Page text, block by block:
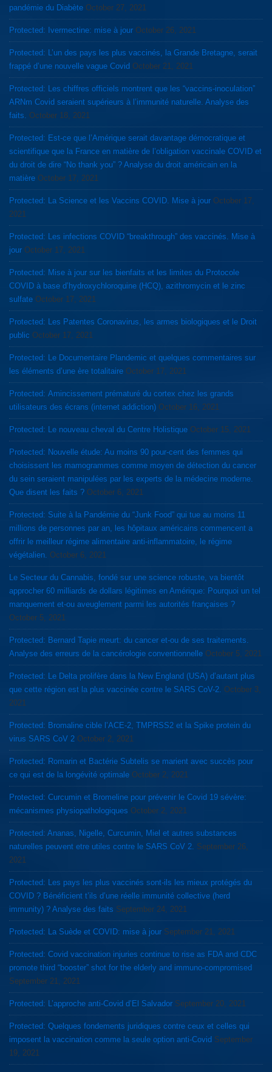
pandémie du Diabète October 27, 2021
Protected: Ivermectine: mise à jour October 26, 2021
Protected: L’un des pays les plus vaccinés, la Grande Bretagne, serait
frappé d’une nouvelle vague Covid October 21, 2021
Protected: Les chiffres officiels montrent que les “vaccins-inoculation”
ARNm Covid seraient supérieurs à l’immunité naturelle. Analyse des
faits.
October 18, 2021
Protected: Est-ce que l’Amérique serait davantage démocratique et
scientifique que la France en matière de l’obligation vaccinale COVID et
du droit de dire “No thank you” ? Analyse du droit américain en la
matière October 17, 2021
Protected: La Science et les Vaccins COVID. Mise à jour October 17,
2021
Protected: Les infections COVID “breakthrough” des vaccinés. Mise à
jour October 17, 2021
Protected: Mise à jour sur les bienfaits et les limites du Protocole
COVID à base d’hydroxychloroquine (HCQ), azithromycin et le zinc
sulfate October 17, 2021
Protected: Les Patentes Coronavirus, les armes biologiques et le Droit
public October 17, 2021
Protected: Le Documentaire Plandemic et quelques commentaires sur
les éléments d’une ère totalitaire October 17, 2021
Protected: Amincissement prématuré du cortex chez les grands
utilisateurs des écrans (internet addiction) October 16, 2021
Protected: Le nouveau cheval du Centre Holistique October 15, 2021
Protected: Nouvelle étude: Au moins 90 pour-cent des femmes qui
choisissent les mamogrammes comme moyen de détection du cancer
du sein seraient manipulées par les experts de la médecine moderne.
Que disent les faits ? October 6, 2021
Protected: Suite à la Pandémie du “Junk Food” qui tue au moins 11
millions de personnes par an, les hôpitaux américains commencent a
offrir le meilleur régime alimentaire anti-inflammatoire, le régime
végétalien. October 6, 2021
Le Secteur du Cannabis, fondé sur une science robuste, va bientôt
approcher 60 milliards de dollars légitimes en Amérique: Pourquoi un tel
manquement et-ou aveuglement parmi les autorités françaises ?
October 5, 2021
Protected: Bernard Tapie meurt: du cancer et-ou de ses traitements.
Analyse des erreurs de la cancérologie conventionnelle October 5, 2021
Protected: Le Delta prolifère dans la New England (USA) d’autant plus
que cette région est la plus vaccinée contre le SARS CoV-2. October 3,
2021
Protected: Bromaline cible l’ACE-2, TMPRSS2 et la Spike protein du
virus SARS CoV 2 October 2, 2021
Protected: Romarin et Bactérie Subtelis se marient avec succès pour
ce qui est de la longévité optimale October 2, 2021
Protected: Curcumin et Bromeline pour prévenir le Covid 19 sévère:
mécanismes physiopathologiques October 2, 2021
Protected: Ananas, Nigelle, Curcumin, Miel et autres substances
naturelles peuvent etre utiles contre le SARS CoV 2. September 26,
2021
Protected: Les pays les plus vaccinés sont-ils les mieux protégés du
COVID ? Bénéficient t’ils d’une réelle immunité collective (herd
immunity) ? Analyse des faits September 24, 2021
Protected: La Suède et COVID: mise à jour September 21, 2021
Protected: Covid vaccination injuries continue to rise as FDA and CDC
promote third “booster” shot for the elderly and immuno-compromised
September 21, 2021
Protected: L’approche anti-Covid d’El Salvador September 20, 2021
Protected: Quelques fondements juridiques contre ceux et celles qui
imposent la vaccination comme la seule option anti-Covid September
19, 2021